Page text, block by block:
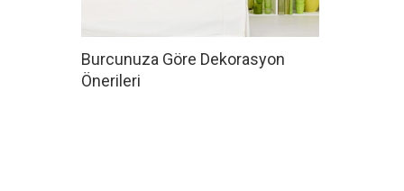
Burcunuza Göre Dekorasyon
Önerileri